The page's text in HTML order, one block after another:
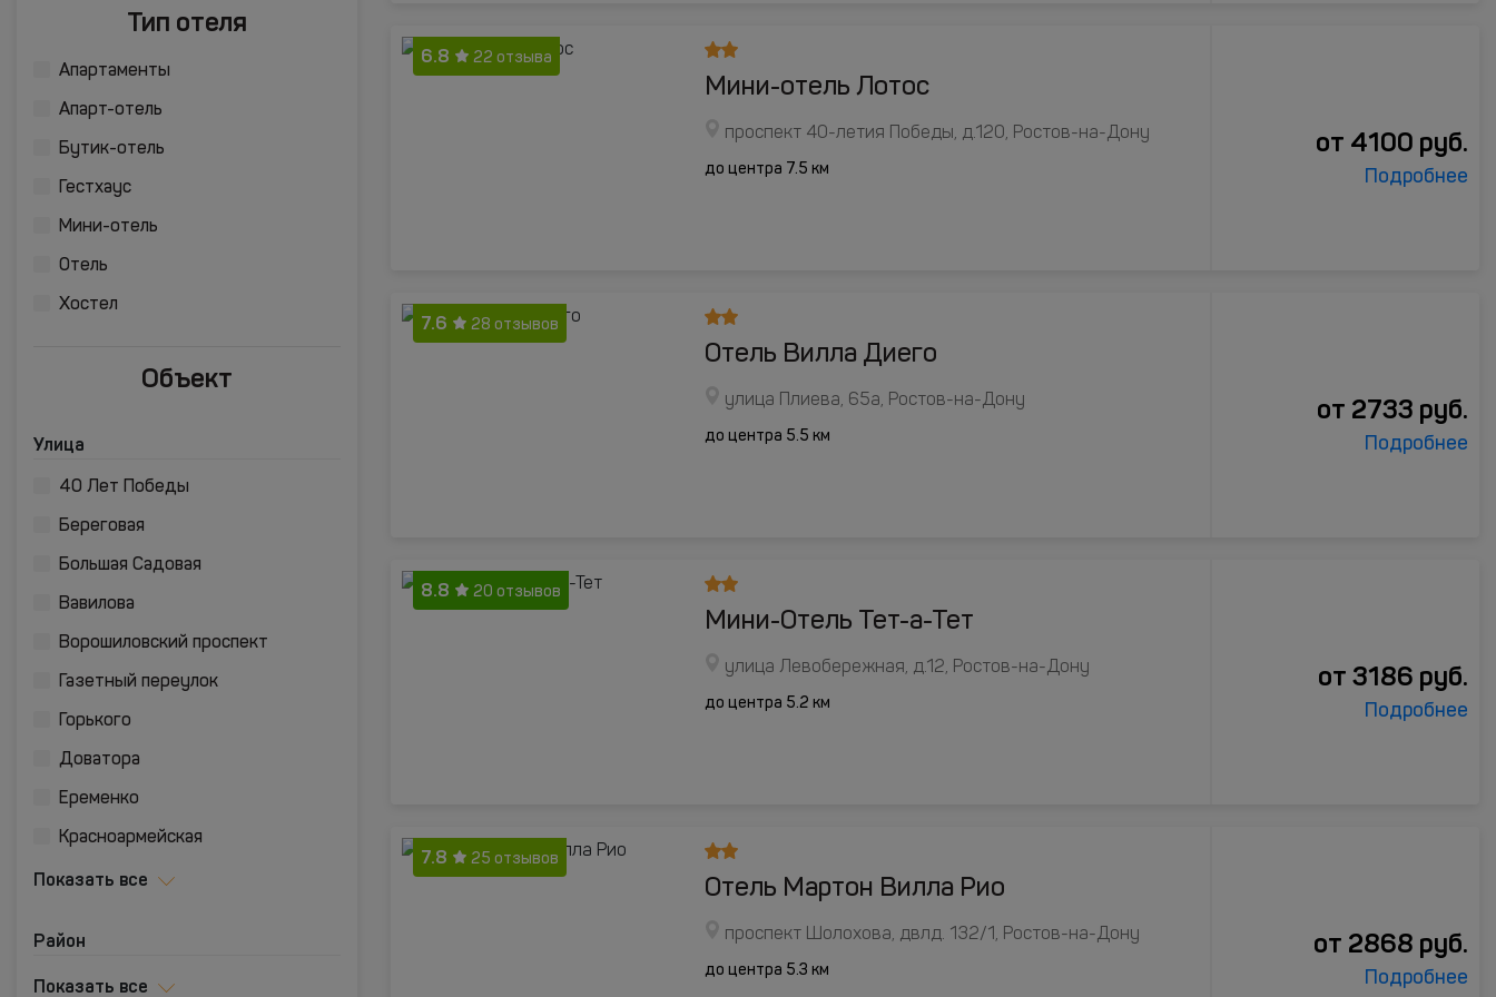
Тип отеля
Апартаменты
Апарт-отель
Бутик-отель
Гестхаус
Мини-отель
Отель
Хостел
Объект
Улица
40 Лет Победы
Береговая
Большая Садовая
Вавилова
Ворошиловский проспект
Газетный переулок
Горького
Доватора
Еременко
Красноармейская
Показать все
Район
Показать все
6.8 22 отзыва
Мини-отель Лотос
проспект 40-летия Победы, д.120, Ростов-на-Дону
до центра 7.5 км
от 4100 руб.
Подробнее
7.6 28 отзывов
Отель Вилла Диего
улица Плиева, 65а, Ростов-на-Дону
до центра 5.5 км
от 2733 руб.
Подробнее
8.8 20 отзывов
Мини-Отель Тет-а-Тет
улица Левобережная, д.12, Ростов-на-Дону
до центра 5.2 км
от 3186 руб.
Подробнее
7.8 25 отзывов
Отель Мартон Вилла Рио
проспект Шолохова, двлд. 132/1, Ростов-на-Дону
до центра 5.3 км
от 2868 руб.
Подробнее